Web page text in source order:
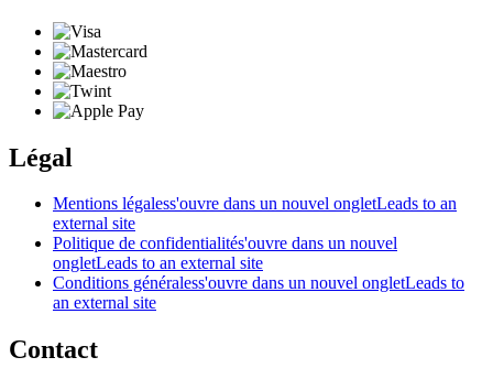
Légal
Mentions légaless'ouvre dans un nouvel ongletLeads to an
external site
Politique de confidentialités'ouvre dans un nouvel
ongletLeads to an external site
Conditions généraless'ouvre dans un nouvel ongletLeads to
an external site
Contact